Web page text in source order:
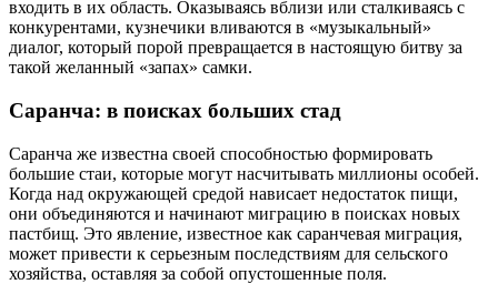
входить в их область. Оказываясь вблизи или сталкиваясь с
конкурентами, кузнечики вливаются в «музыкальный»
диалог, который порой превращается в настоящую битву за
такой желанный «запах» самки.
Саранча: в поисках больших стад
Саранча же известна своей способностью формировать
большие стаи, которые могут насчитывать миллионы особей.
Когда над окружающей средой нависает недостаток пищи,
они объединяются и начинают миграцию в поисках новых
пастбищ. Это явление, известное как саранчевая миграция,
может привести к серьезным последствиям для сельского
хозяйства, оставляя за собой опустошенные поля.